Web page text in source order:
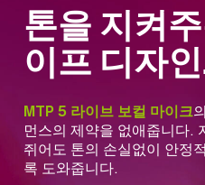
톤을 지켜
이프 디자
MTP 5 라이브 보컬 마이크
먼스의 제약을 없애줍니다.
쥐어도 톤의 손실없이 안정
록 도와줍니다.